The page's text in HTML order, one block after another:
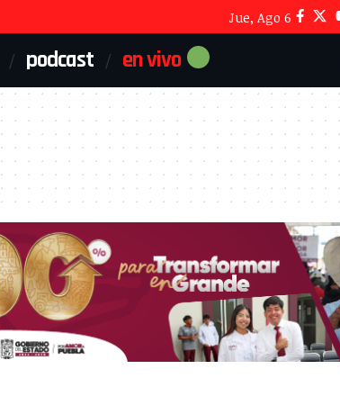
Jue, Ago 6
podcast en vivo